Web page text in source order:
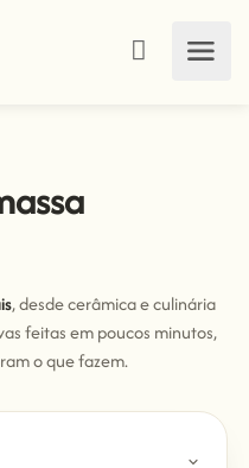
, desde cerâmica e culinária
feitas em poucos minutos,
o que fazem.